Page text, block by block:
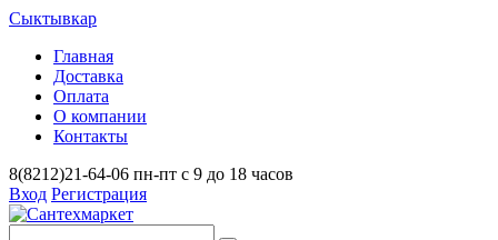
Сыктывкар
Главная
Доставка
Оплата
О компании
Контакты
8(8212)21-64-06 пн-пт с 9 до 18 часов
Вход Регистрация